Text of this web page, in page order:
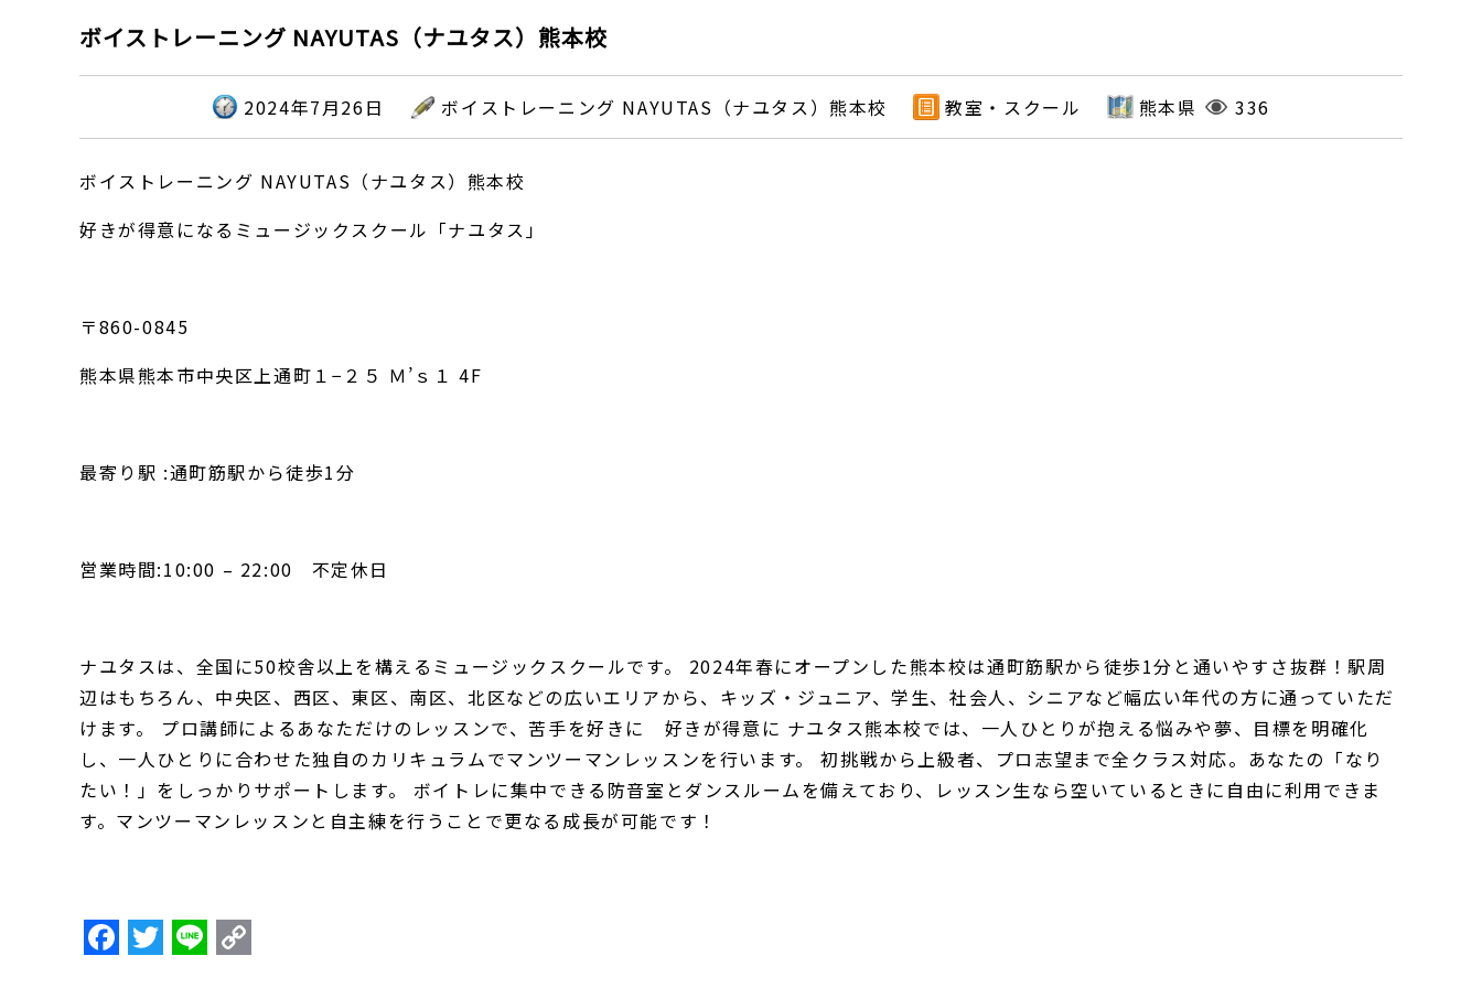
ボイストレーニング NAYUTAS（ナユタス）熊本校
2024年7月26日 ボイストレーニング NAYUTAS（ナユタス）熊本校 教室・スクール 熊本県 336
ボイストレーニング NAYUTAS（ナユタス）熊本校
好きが得意になるミュージックスクール「ナユタス」
〒860-0845
熊本県熊本市中央区上通町１−２５ Ｍ’ｓ１ 4F
最寄り駅 :通町筋駅から徒歩1分
営業時間:10:00 – 22:00 不定休日
ナユタスは、全国に50校舎以上を構えるミュージックスクールです。 2024年春にオープンした熊本校は通町筋駅から徒歩1分と通いやすさ抜群！駅周
辺はもちろん、中央区、西区、東区、南区、北区などの広いエリアから、キッズ・ジュニア、学生、社会人、シニアなど幅広い年代の方に通っていただ
けます。 プロ講師によるあなただけのレッスンで、苦手を好きに 好きが得意に ナユタス熊本校では、一人ひとりが抱える悩みや夢、目標を明確化
し、一人ひとりに合わせた独自のカリキュラムでマンツーマンレッスンを行います。 初挑戦から上級者、プロ志望まで全クラス対応。あなたの「なり
たい！」をしっかりサポートします。 ボイトレに集中できる防音室とダンスルームを備えており、レッスン生なら空いているときに自由に利用できま
す。マンツーマンレッスンと自主練を行うことで更なる成長が可能です！
F T Li